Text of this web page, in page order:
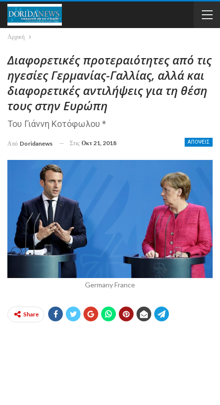
Αρχική
Διαφορετικές προτεραιότητες από τις
ηγεσίες Γερμανίας-Γαλλίας, αλλά και
διαφορετικές αντιλήψεις για τη θέση
τους στην Ευρώπη
Του Γιάννη Κοτόφωλου *
ΑΠΟΨΕΙΣ
Από Doridanews Στις Οκτ 21, 2018
Germany France
Share